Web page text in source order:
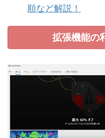
順など解説！
拡張機能の